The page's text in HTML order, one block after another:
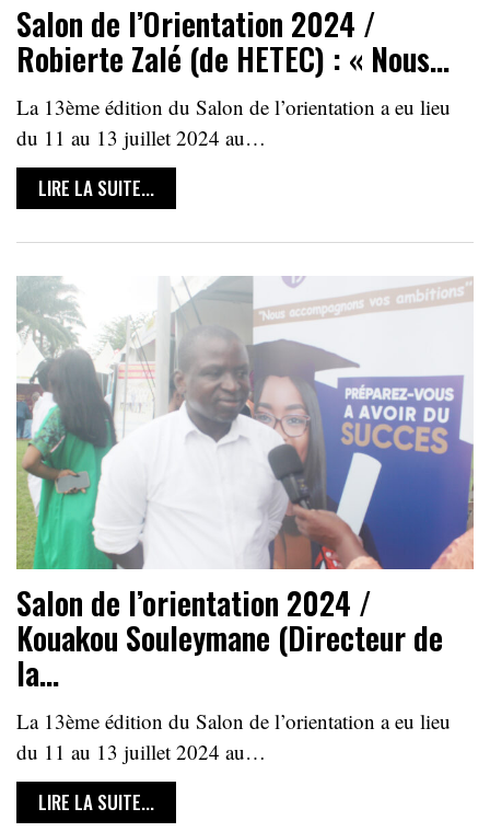
Salon de l’Orientation 2024 /
Robierte Zalé (de HETEC) : « Nous…
La 13ème édition du Salon de l’orientation a eu lieu
du 11 au 13 juillet 2024 au…
LIRE LA SUITE...
Salon de l’orientation 2024 /
Kouakou Souleymane (Directeur de
la…
La 13ème édition du Salon de l’orientation a eu lieu
du 11 au 13 juillet 2024 au…
LIRE LA SUITE...